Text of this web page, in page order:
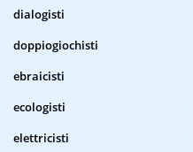
dialogisti
doppiogiochisti
ebraicisti
ecologisti
elettricisti